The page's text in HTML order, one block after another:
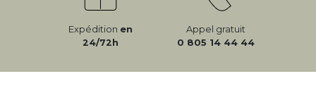
Expédition en
24/72h
Appel gratuit
0 805 14 44 44